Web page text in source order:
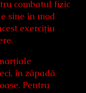
combatul fizic
sine în mod
exerciţiu
în zăpadă
Pentru